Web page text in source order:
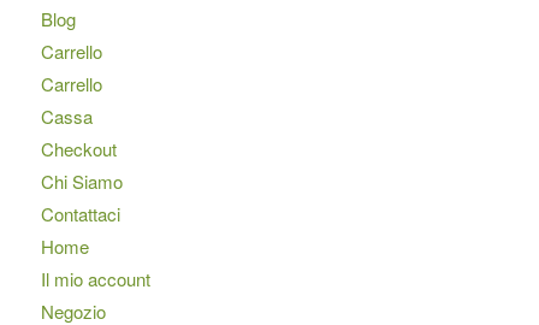
Blog
Carrello
Carrello
Cassa
Checkout
Chi Siamo
Contattaci
Home
Il mio account
Negozio